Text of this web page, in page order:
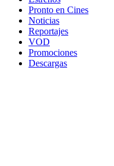
Pronto en Cines
Noticias
Reportajes
VOD
Promociones
Descargas